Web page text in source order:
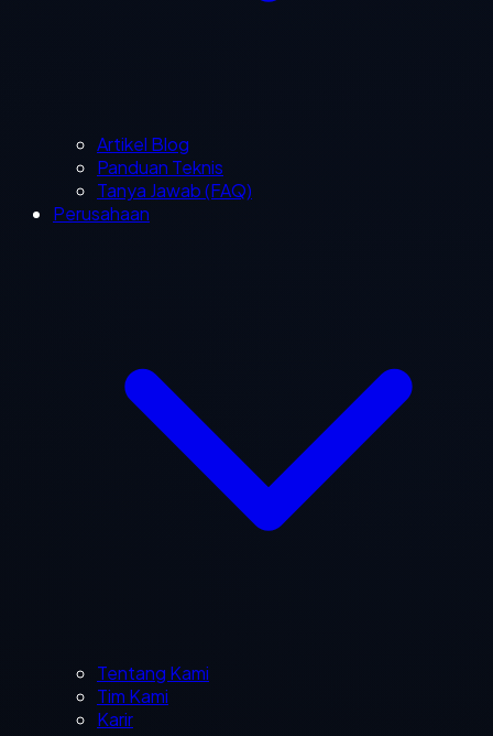
Artikel Blog
Panduan Teknis
Tanya Jawab (FAQ)
Perusahaan
Tentang Kami
Tim Kami
Karir